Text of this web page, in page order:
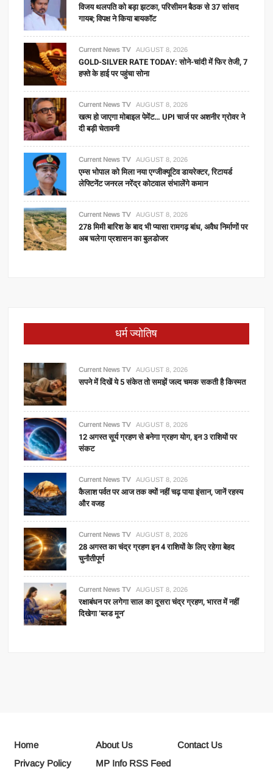
विजय थलपति को बड़ा झटका, परिसीमन बैठक से 37 सांसद
गायब; विपक्ष ने किया बायकॉट
Current News TV AUGUST 8, 2026
GOLD-SILVER RATE TODAY: सोने-चांदी में फिर तेजी, 7
हफ्ते के हाई पर पहुंचा सोना
Current News TV AUGUST 8, 2026
खत्म हो जाएगा मोबाइल पेमेंट… UPI चार्ज पर अशनीर ग्रोवर ने
दी बड़ी चेतावनी
Current News TV AUGUST 8, 2026
एम्स भोपाल को मिला नया एग्जीक्यूटिव डायरेक्टर, रिटायर्ड
लेफ्टिनेंट जनरल नरेंद्र कोटवाल संभालेंगे कमान
Current News TV AUGUST 8, 2026
278 मिमी बारिश के बाद भी प्यासा रामगढ़ बांध, अवैध निर्माणों पर
अब चलेगा प्रशासन का बुलडोजर
धर्म ज्योतिष
Current News TV AUGUST 8, 2026
सपने में दिखें ये 5 संकेत तो समझें जल्द चमक सकती है किस्मत
Current News TV AUGUST 8, 2026
12 अगस्त सूर्य ग्रहण से बनेगा ग्रहण योग, इन 3 राशियों पर
संकट
Current News TV AUGUST 8, 2026
कैलाश पर्वत पर आज तक क्यों नहीं चढ़ पाया इंसान, जानें रहस्य
और वजह
Current News TV AUGUST 8, 2026
28 अगस्त का चंद्र ग्रहण इन 4 राशियों के लिए रहेगा बेहद
चुनौतीपूर्ण
Current News TV AUGUST 8, 2026
रक्षाबंधन पर लगेगा साल का दूसरा चंद्र ग्रहण, भारत में नहीं
दिखेगा ‘ब्लड मून’
Home About Us
Contact Us
Privacy Policy
MP Info RSS Feed